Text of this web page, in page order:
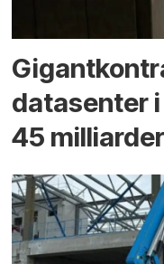
datasenter i
45